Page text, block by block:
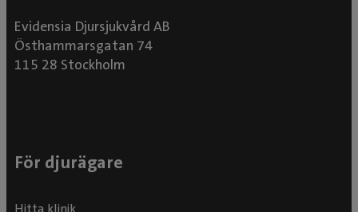
Evidensia Djursjukvård AB
Östhammarsgatan 74
115 28 Stockholm
För djurägare
Hitta klinik